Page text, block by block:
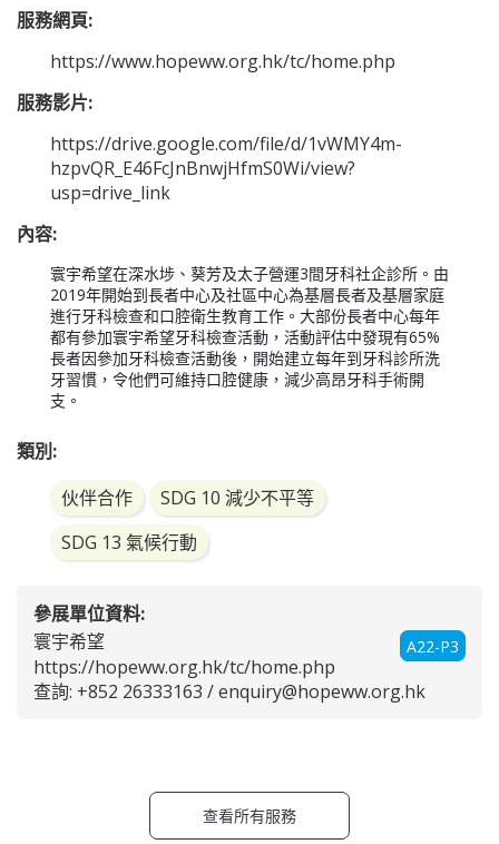
服務網頁:
https://www.hopeww.org.hk/tc/home.php
服務影片:
https://drive.google.com/file/d/1vWMY4m-
hzpvQR_E46FcJnBnwjHfmS0Wi/view?
usp=drive_link
內容:
寰宇希望在深水埗、葵芳及太子營運3間牙科社企診所。由
2019年開始到長者中心及社區中心為基層長者及基層家庭
進行牙科檢查和口腔衛生教育工作。大部份長者中心每年
都有參加寰宇希望牙科檢查活動，活動評估中發現有65%
長者因參加牙科檢查活動後，開始建立每年到牙科診所洗
牙習慣，令他們可維持口腔健康，減少高昂牙科手術開
支。
類別:
伙伴合作
SDG 10 減少不平等
SDG 13 氣候行動
參展單位資料:
A22-P3
寰宇希望
https://hopeww.org.hk/tc/home.php
查詢: +852 26333163 /enquiry@hopeww.org.hk
查看所有服務